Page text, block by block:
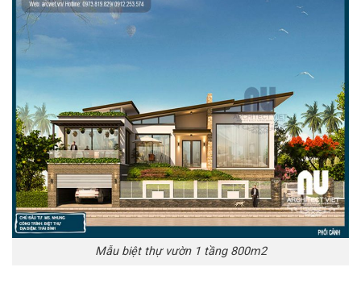
Mẫu biệt thự vườn 1 tầng 800m2